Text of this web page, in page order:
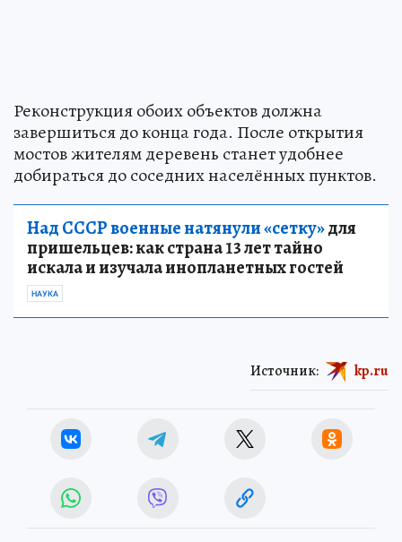
Реконструкция обоих объектов должна
завершиться до конца года. После открытия
мостов жителям деревень станет удобнее
добираться до соседних населённых пунктов.
Над СССР военные натянули «сетку»для
пришельцев: как страна 13 лет тайно
искала и изучала инопланетных гостей
НАУКА
Источник: kp.ru